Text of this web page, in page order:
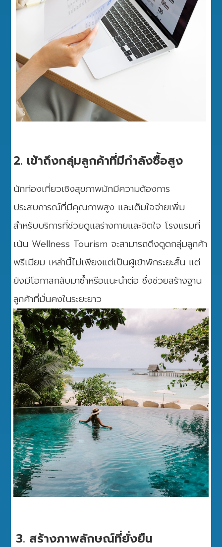
2. เข้าถึงกลุ่มลูกค้าที่มีกำลังซื้อสูง
นักท่องเที่ยวเชิงสุขภาพมักมีความต้องการ
ประสบการณ์ที่มีคุณภาพสูง และเต็มใจจ่ายเพิ่ม
สำหรับบริการที่ช่วยดูแลร่างกายและจิตใจ โรงแรมที่
เน้น Wellness Tourism จะสามารถดึงดูดกลุ่มลูกค้า
พรีเมียม เหล่านี้ไม่เพียงแต่เป็นผู้เข้าพักระยะสั้น แต่
ยังมีโอกาสกลับมาซ้ำหรือแนะนำต่อ ซึ่งช่วยสร้างฐาน
ลูกค้าที่มั่นคงในระยะยาว
3. สร้างภาพลักษณ์ที่ยั่งยืน